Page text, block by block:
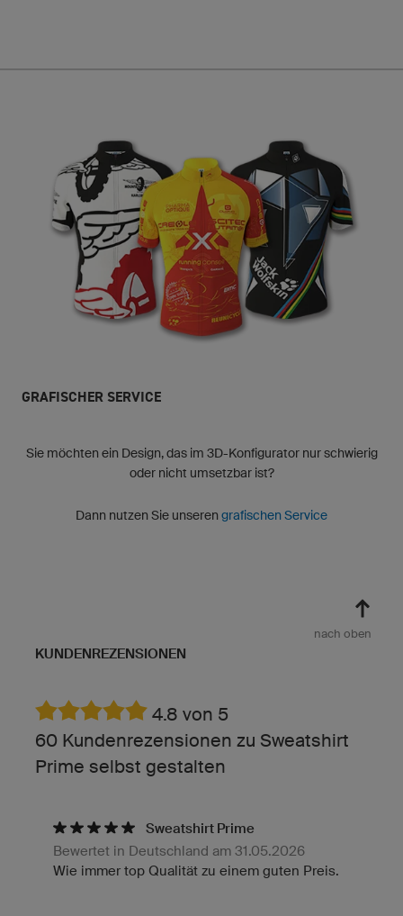
GRAFISCHER SERVICE
Sie möchten ein Design, das im 3D-Konfigurator nur schwierig
oder nicht umsetzbar ist?
Dann nutzen Sie unseren grafischen Service
nach oben
KUNDENREZENSIONEN
4.8 von 5
60 Kundenrezensionen zu Sweatshirt
Prime selbst gestalten
Sweatshirt Prime
Bewertet in Deutschland am 31.05.2026
Wie immer top Qualität zu einem guten Preis.